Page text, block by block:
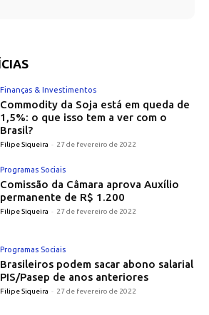
Finanças & Investimentos
Commodity da Soja está em queda de
1,5%: o que isso tem a ver com o
Brasil?
Filipe Siqueira - 27 de fevereiro de 2022
Programas Sociais
Comissão da Câmara aprova Auxílio
permanente de R$ 1.200
Filipe Siqueira - 27 de fevereiro de 2022
Programas Sociais
Brasileiros podem sacar abono salarial
PIS/Pasep de anos anteriores
Filipe Siqueira - 27 de fevereiro de 2022